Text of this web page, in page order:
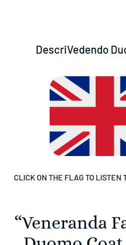
DescriVedendo
CLICK ON THE FLAG TO LISTEN
“Veneranda